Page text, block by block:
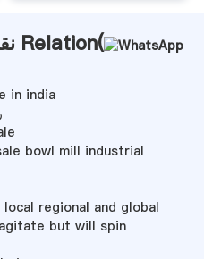
نقاشی آسیاب توپی دوار Relation(
in india
bowl mill industrial
regional and global
but will spin